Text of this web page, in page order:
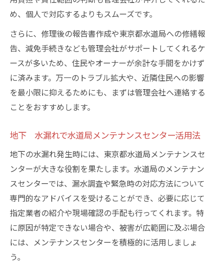
め、個人で対応するよりもスムーズです。
さらに、修理後の報告書作成や東京都水道局への修繕報
告、減免手続きなども管理会社がサポートしてくれるケ
ースが多いため、住民やオーナーが余計な手間をかけず
に済みます。万一のトラブル拡大や、近隣住民への影響
を最小限に抑えるためにも、まずは管理会社へ連絡する
ことをおすすめします。
地下 水漏れで水道局メンテナンスセンター活用法
地下の水漏れ発生時には、東京都水道局メンテナンスセ
ンターが大きな役割を果たします。水道局のメンテナン
スセンターでは、漏水調査や緊急時の対応方法について
専門的なアドバイスを受けることができ、必要に応じて
指定業者の紹介や現場確認の手配も行ってくれます。特
に原因が特定できない場合や、被害が広範囲に及ぶ場合
には、メンテナンスセンターを積極的に活用しましょ
う。